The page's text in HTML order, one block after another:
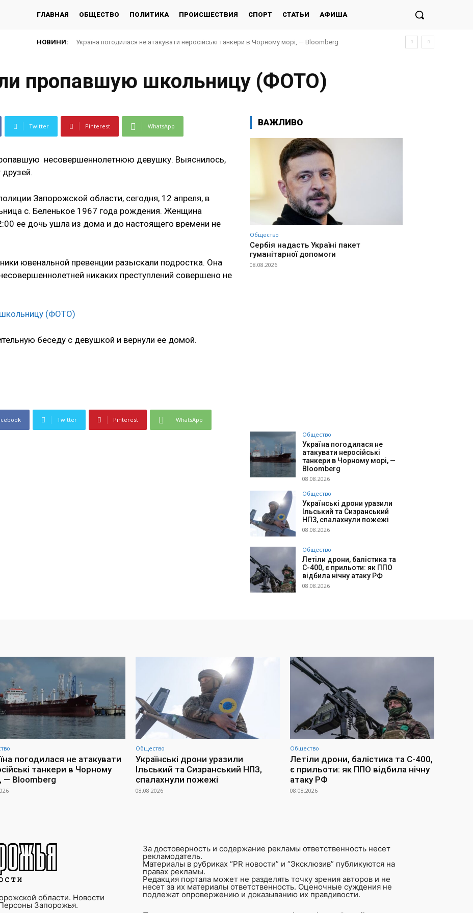
ГЛАВНАЯ ОБЩЕСТВО ПОЛИТИКА ПРОИСШЕСТВИЯ СПОРТ СТАТЬИ АФИША
НОВИНИ: Україна погодилася не атакувати неросійські танкери в Чорному морі, — Bloomberg
пропавшую школьницу (ФОТО)
Twitter Pinterest WhatsApp
несовершеннолетнюю девушку. Выяснилось,
друзей.
Запорожской области, сегодня, 12 апреля, в
с. Беленькое 1967 года рождения. Женщина
ее дочь ушла из дома и до настоящего времени не
ювенальной превенции разыскали подростка. Она
никаких преступлений совершено не
беседу с девушкой и вернули ее домой.
Twitter Pinterest WhatsApp
ВАЖЛИВО
Общество
Сербія надасть Україні пакет
гуманітарної допомоги
08.08.2026
Общество
Україна погодилася не
атакувати неросійські
танкери в Чорному морі, —
Bloomberg
08.08.2026
Общество
Українські дрони уразили
Ільський та Сизранський
НПЗ, спалахнули пожежі
08.08.2026
Общество
Летіли дрони, балістика та
С-400, є прильоти: як ППО
відбила нічну атаку РФ
08.08.2026
погодилася не атакувати
танкери в Чорному
— Bloomberg
Общество
Українські дрони уразили
Ільський та Сизранський НПЗ,
спалахнули пожежі
08.08.2026
Общество
Летіли дрони, балістика та С-400,
є прильоти: як ППО відбила нічну
атаку РФ
08.08.2026
области. Новости
Запорожья.
За достоверность и содержание рекламы ответственность несет
рекламодатель.
Материалы в рубриках “PR новости” и “Эксклюзив” публикуются на
правах рекламы.
Редакция портала может не разделять точку зрения авторов и не
несет за их материалы ответственность. Оценочные суждения не
подлежат опровержению и доказыванию их правдивости.